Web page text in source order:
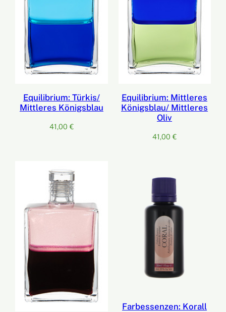
Equilibrium: Türkis/
Mittleres Königsblau
41,00€
Equilibrium: Mittleres
Königsblau/ Mittleres
Oliv
41,00€
Farbessenzen: Korall